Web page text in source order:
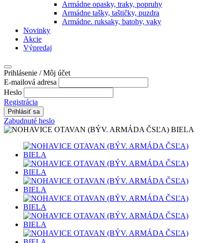
Armádne opasky, traky, popruhy
Armádne tašky, taštičky, puzdra
Armádne. ruksaky, batohy, vaky
Novinky
Akcie
Výpredaj
Prihlásenie / Môj účet
E-mailová adresa
Heslo
Registrácia
Zabudnuté heslo